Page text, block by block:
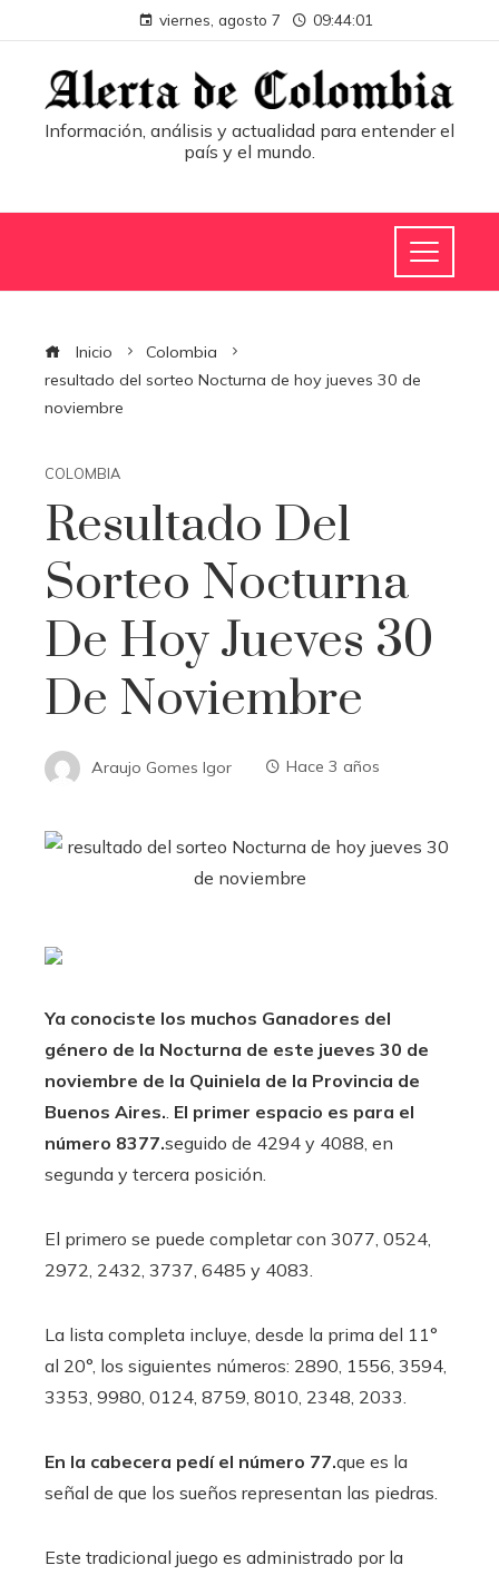
viernes, agosto 7 09:44:02
Información, análisis y actualidad para entender el
país y el mundo.
Inicio
Colombia
resultado del sorteo Nocturna de hoy jueves 30 de
noviembre
COLOMBIA
Resultado Del
Sorteo Nocturna
De Hoy Jueves 30
De Noviembre
Araujo Gomes Igor Hace 3 años
Ya conociste los muchos Ganadores del
género de la Nocturna de este jueves 30 de
noviembre de la Quiniela de la Provincia de
Buenos Aires. El primer espacio es para el
número 8377.seguido de 4294 y 4088, en
segunda y tercera posición.
El primero se puede completar con 3077, 0524,
2972, 2432, 3737, 6485 y 4083.
La lista completa incluye, desde la prima del 11°
al 20°, los siguientes números: 2890, 1556, 3594,
3353, 9980, 0124, 8759, 8010, 2348, 2033.
En la cabecera pedí el número 77.que es la
señal de que los sueños representan las piedras.
Este tradicional juego es administrado por la